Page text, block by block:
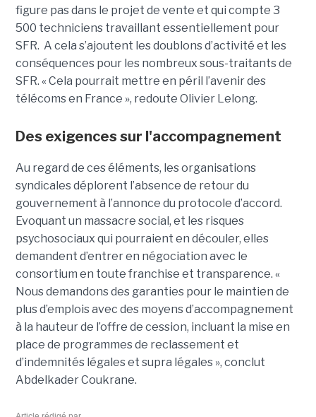
figure pas dans le projet de vente et qui compte 3
500 techniciens travaillant essentiellement pour
SFR. A cela s’ajoutent les doublons d’activité et les
conséquences pour les nombreux sous-traitants de
SFR. « Cela pourrait mettre en péril l’avenir des
télécoms en France », redoute Olivier Lelong.
Des exigences sur l'accompagnement
Au regard de ces éléments, les organisations
syndicales déplorent l’absence de retour du
gouvernement à l’annonce du protocole d’accord.
Evoquant un massacre social, et les risques
psychosociaux qui pourraient en découler, elles
demandent d’entrer en négociation avec le
consortium en toute franchise et transparence. «
Nous demandons des garanties pour le maintien de
plus d’emplois avec des moyens d’accompagnement
à la hauteur de l’offre de cession, incluant la mise en
place de programmes de reclassement et
d’indemnités légales et supra légales », conclut
Abdelkader Coukrane.